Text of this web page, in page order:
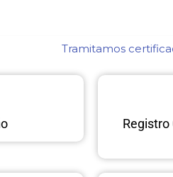
Tramitamos